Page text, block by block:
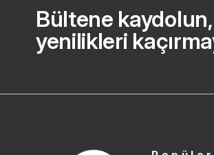
Bültene
yenilikleri